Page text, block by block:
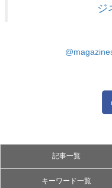
ジ
記事一覧
キーワード一覧